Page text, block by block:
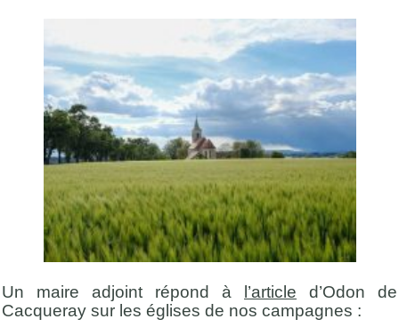
Un maire adjoint répond à l’article d’Odon de
Cacqueray sur les églises de nos campagnes :